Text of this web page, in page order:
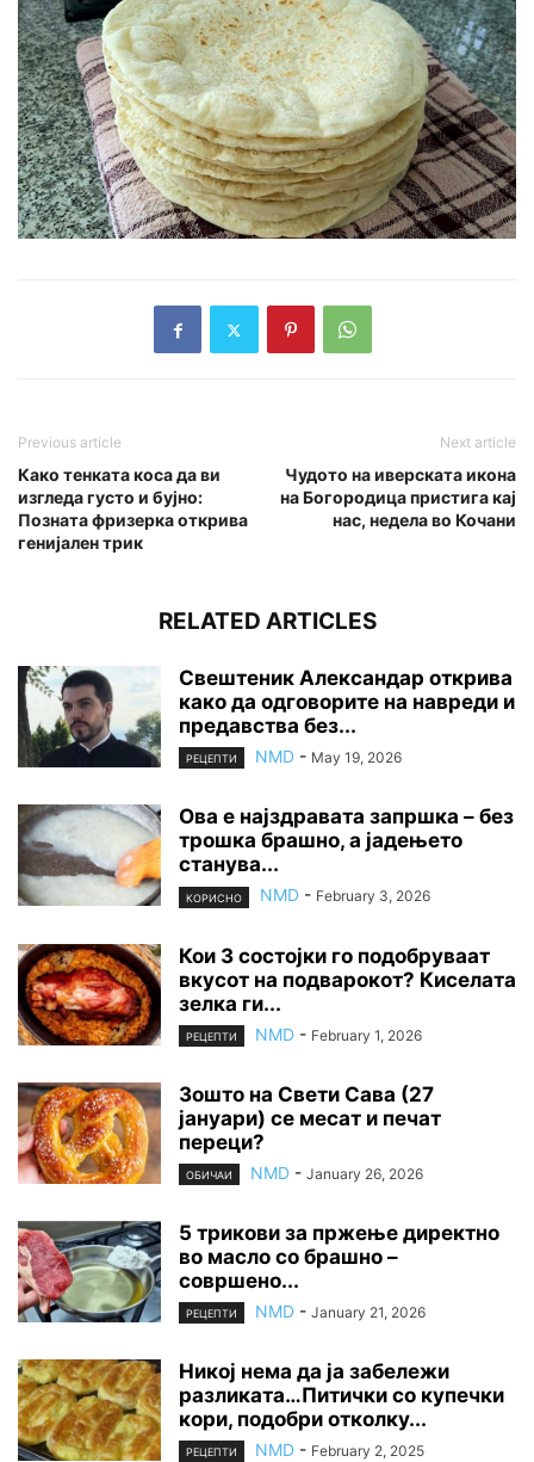
Previous article
Како тенката коса да ви
изгледа густо и бујно:
Позната фризерка открива
генијален трик
Next article
Чудото на иверската икона
на Богородица пристига кај
нас, недела во Кочани
RELATED ARTICLES
Свештеник Александар открива
како да одговорите на навреди и
предавства без...
РЕЦЕПТИ NMD - May 19, 2026
Ова е најздравата запршка – без
трошка брашно, а јадењето
станува...
КОРИСНО NMD - February 3, 2026
Кои 3 состојки го подобруваат
вкусот на подварокот? Киселата
зелка ги...
РЕЦЕПТИ NMD - February 1, 2026
Зошто на Свети Сава (27
јануари) се месат и печат
переци?
ОБИЧАИ NMD - January 26, 2026
5 трикови за пржење директно
во масло со брашно –
совршено...
РЕЦЕПТИ NMD - January 21, 2026
Никој нема да ја забележи
разликата…Питички со купечки
кори, подобри отколку...
РЕЦЕПТИ NMD - February 2, 2025